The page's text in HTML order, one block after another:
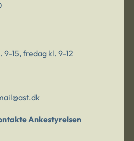
15, fredag kl. 9-12
Ankestyrelsen